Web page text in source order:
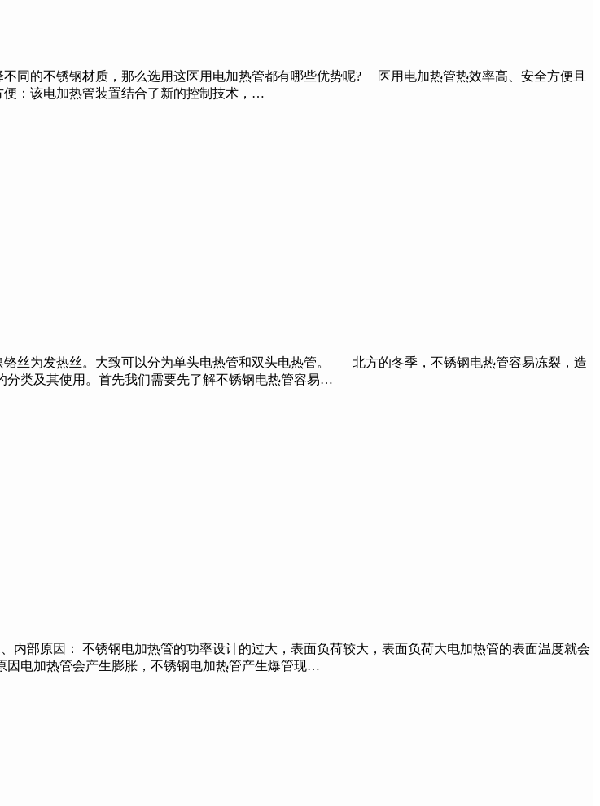
的不锈钢材质，那么选用这医用电加热管都有哪些优势呢? 医用电加热管热效率高、安全方便且
：该电加热管装置结合了新的控制技术，…
丝为发热丝。大致可以分为单头电热管和双头电热管。 北方的冬季，不锈钢电热管容易冻裂，造
分类及其使用。首先我们需要先了解不锈钢电热管容易…
部原因： 不锈钢电加热管的功率设计的过大，表面负荷较大，表面负荷大电加热管的表面温度就会
因电加热管会产生膨胀，不锈钢电加热管产生爆管现…